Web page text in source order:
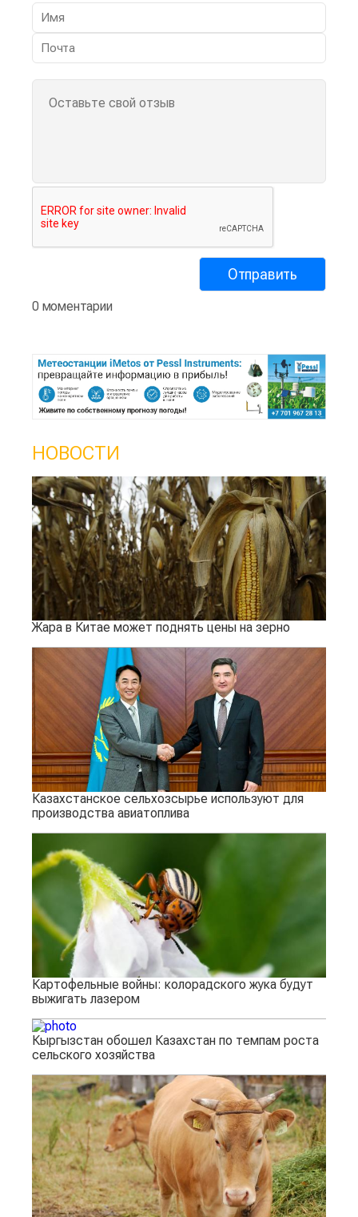
0 моментарии
НОВОСТИ
Жара в Китае может поднять цены на зерно
Казахстанское сельхозсырье используют для
производства авиатоплива
Картофельные войны: колорадского жука будут
выжигать лазером
Кыргызстан обошел Казахстан по темпам роста
сельского хозяйства